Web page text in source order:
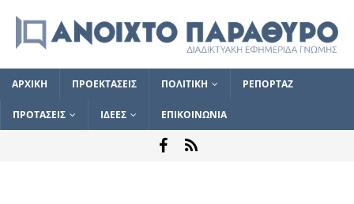
ΑΡΧΙΚΗ ΠΡΟΕΚΤΑΣΕΙΣ ΠΟΛΙΤΙΚΗ ΡΕΠΟΡΤΑΖ
ΠΡΟΤΑΣΕΙΣ ΙΔΕΕΣ ΕΠΙΚΟΙΝΩΝΙΑ